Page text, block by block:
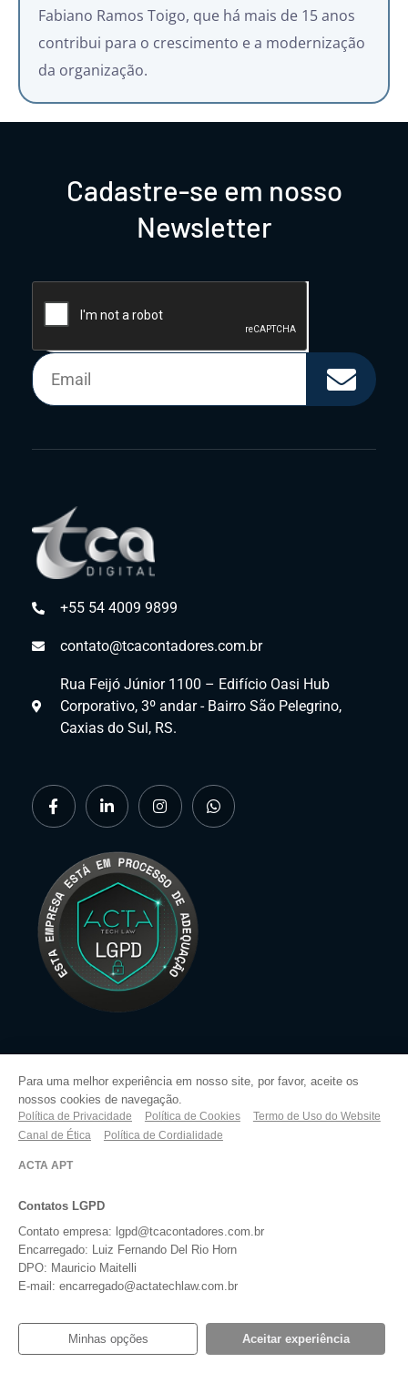
Fabiano Ramos Toigo, que há mais de 15 anos
contribui para o crescimento e a modernização
da organização.
Cadastre-se em nosso
Newsletter
+55 54 4009 9899
contato@tcacontadores.com.br
Rua Feijó Júnior 1100 – Edifício Oasi Hub
Corporativo, 3º andar - Bairro São Pelegrino,
Caxias do Sul, RS.
O Que Fazemos
Abertura e Legalização de Empresas
Assessoria de Investimentos
Consultoria de Rh
Contabilidade Digital Consultiva
Imposto de Renda
Planejamento Tributário
Para uma melhor experiência em nosso site, por favor, aceite os
nossos cookies de navegação.
Política de Privacidade Política de Cookies
Termo de Uso do Website
Canal de Ética
Política de Cordialidade
ACTA APT
Contatos LGPD
Contato empresa: lgpd@tcacontadores.com.br
Encarregado: Luiz Fernando Del Rio Horn
DPO: Mauricio Maitelli
E-mail: encarregado@actatechlaw.com.br
Minhas opções Aceitar experiência